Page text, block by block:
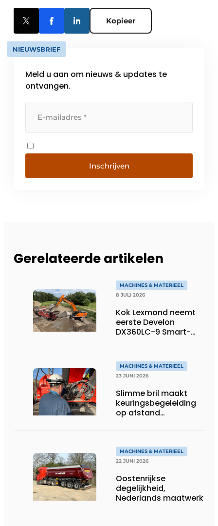
Kopieer
NIEUWSBRIEF
Meld u aan om nieuws & updates te
ontvangen.
Inschrijven
Gerelateerde artikelen
MACHINES & MATERIEEL
8 JULI 2026
Kok Lexmond neemt
eerste Develon
DX360LC-9 Smart-
MACHINES & MATERIEEL
23 JUNI 2026
Slimme bril maakt
keuringsbegeleiding
op afstand
MACHINES & MATERIEEL
22 JUNI 2026
Oostenrijkse
degelijkheid,
Nederlands maatwerk